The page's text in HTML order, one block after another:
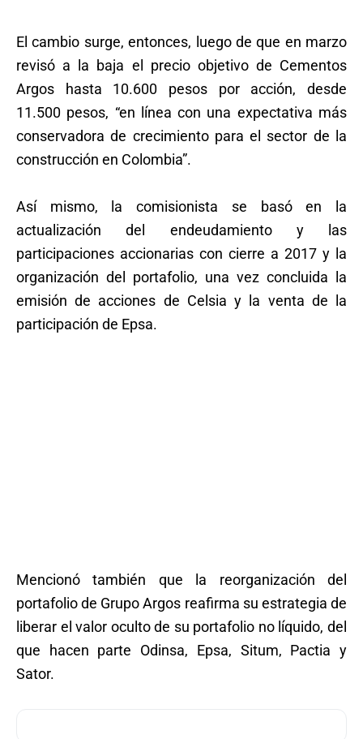
El cambio surge, entonces, luego de que en marzo
revisó a la baja el precio objetivo de Cementos
Argos hasta 10.600 pesos por acción, desde
11.500 pesos, “en línea con una expectativa más
conservadora de crecimiento para el sector de la
construcción en Colombia”.
Así mismo, la comisionista se basó en la
actualización del endeudamiento y las
participaciones accionarias con cierre a 2017 y la
organización del portafolio, una vez concluida la
emisión de acciones de Celsia y la venta de la
participación de Epsa.
Mencionó también que la reorganización del
portafolio de Grupo Argos reafirma su estrategia de
liberar el valor oculto de su portafolio no líquido, del
que hacen parte Odinsa, Epsa, Situm, Pactia y
Sator.